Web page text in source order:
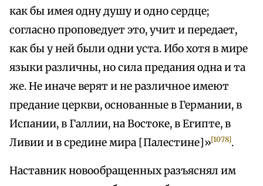
как бы имея одну душу и одно сердце;
согласно проповедует это, учит и передает,
как бы у ней были одни уста. Ибо хотя в мире
языки различны, но сила предания одна и та
же. Не иначе верят и не различное имеют
предание церкви, основанные в Германии, в
Испании, в Галлии, на Востоке, в Египте, в
Ливии и в средине мира [Палестине]»[1078].
Наставник новообращенных разъяснял им